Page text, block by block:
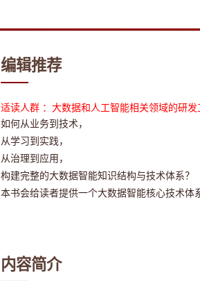
编辑推荐
适读人群 ：大数据和人工智能相关领域的研
如何从业务到技术，
从学习到实践，
从治理到应用，
构建完整的大数据智能知识结构与技术体系？
本书会给读者提供一个大数据智能核心技术体
内容简介